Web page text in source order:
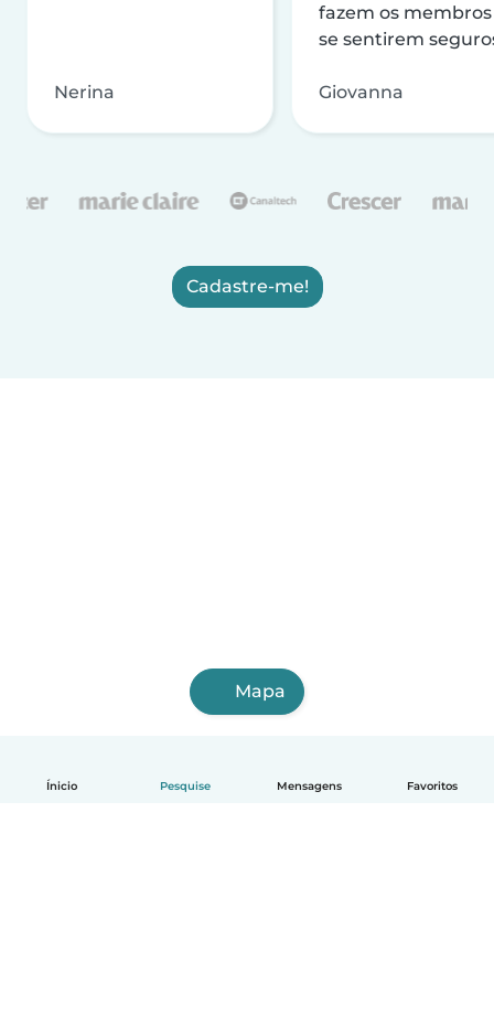
Ínicio Pesquise Mensagens Favoritos
Nerina
fazem os membros
se sentirem
Giovanna
Cadastre-me!
Mapa